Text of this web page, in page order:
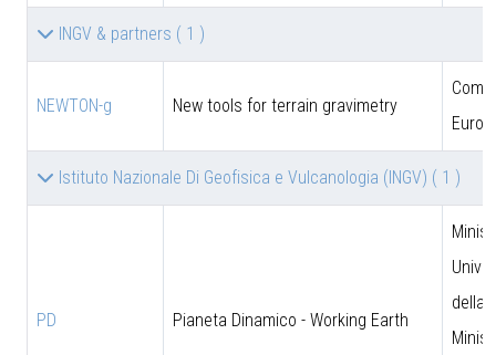
INGV & partners ( 1 )
NEWTON-g New tools for terrain gravimetry
Istituto Nazionale Di Geofisica e Vulcanologia (INGV) ( 1 )
PD Pianeta Dinamico - Working Earth
della